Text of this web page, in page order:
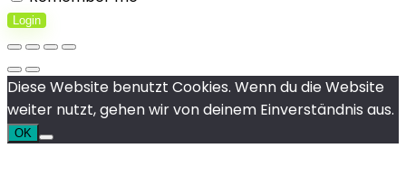
Login
Diese Website benutzt Cookies. Wenn du die Website
weiter nutzt, gehen wir von deinem Einverständnis aus.
OK